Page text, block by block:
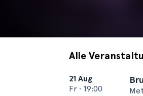
Alle
21 Aug
Fr • 19:00